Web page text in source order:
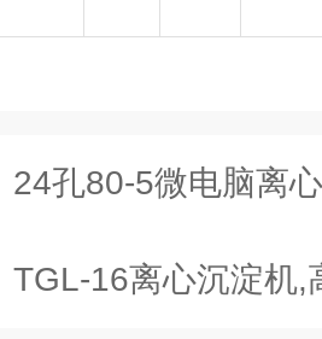
24孔80-5微电脑离心
TGL-16离心沉淀机,